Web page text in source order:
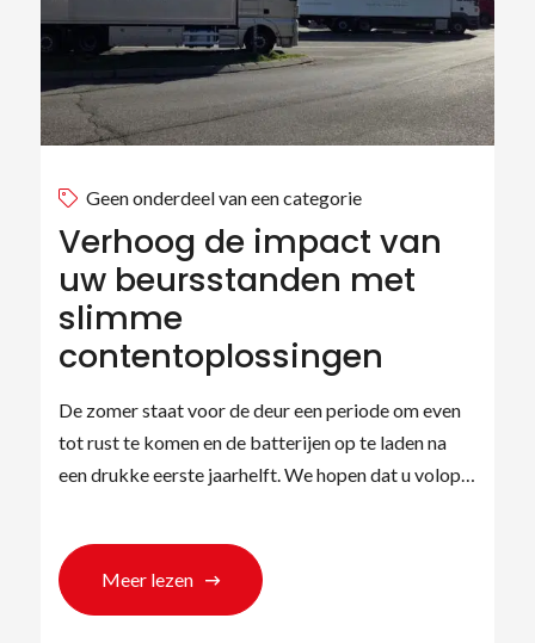
Geen onderdeel van een categorie
Verhoog de impact van
uw beursstanden met
slimme
contentoplossingen
De zomer staat voor de deur een periode om even
tot rust te komen en de batterijen op te laden na
een drukke eerste jaarhelft. We hopen dat u volop…
Meer lezen